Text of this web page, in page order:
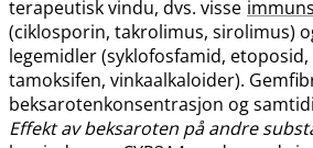
terapeutisk vindu, dvs. visse
(ciklosporin, takrolimus, sirolimus)
legemidler (syklofosfamid,
tamoksifen, vinkaalkaloider).
beksarotenkonsentrasjon og
Effekt av beksaroten på andre